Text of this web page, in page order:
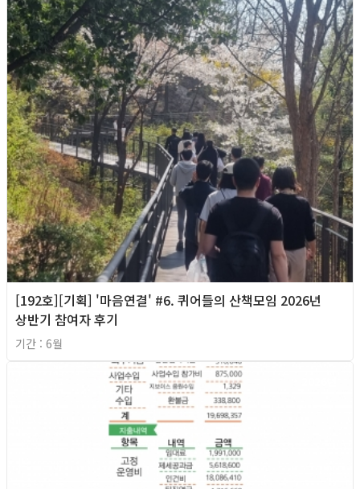
[192호][기획] '마음연결' #6. 퀴어들의 산책모임 2026년
상반기 참여자 후기
기간 : 6월